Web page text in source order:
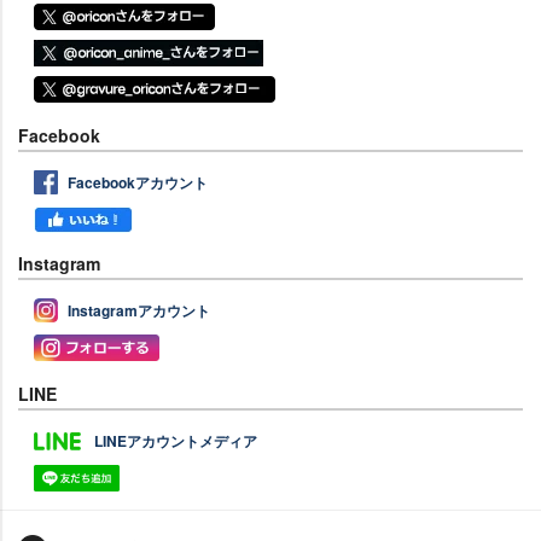
Facebook
Facebookアカウント
Instagram
Instagramアカウント
LINE
LINEアカウントメディア